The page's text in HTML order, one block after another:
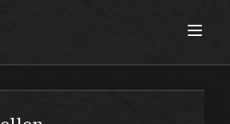
Kulturstiftung